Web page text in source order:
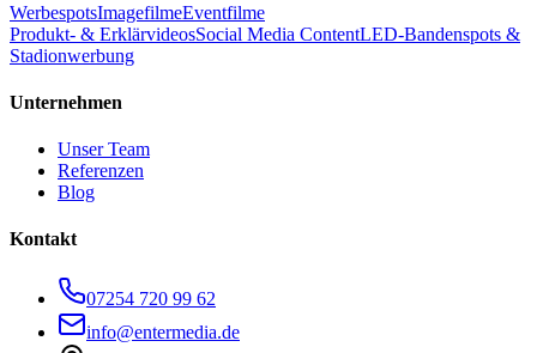
WerbespotsImagefilmeEventfilme
Produkt- & ErklärvideosSocial Media ContentLED-Bandenspots &
Stadionwerbung
Unternehmen
Unser Team
Referenzen
Blog
Kontakt
07254 720 99 62
info@entermedia.de